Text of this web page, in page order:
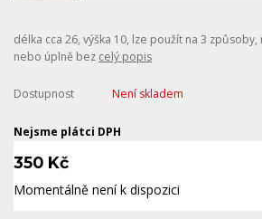
délka cca 26, výška 10, lze použít na 3
nebo úplně bez celý popis
Dostupnost Není skladem
Nejsme plátci DPH
350 Kč
Momentálně není k dispozici